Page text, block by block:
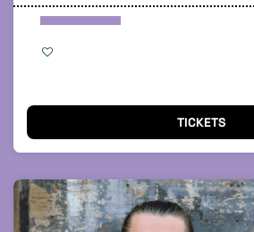
TICKETS